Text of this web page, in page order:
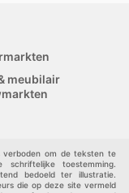
meubilair
om de teksten te
toestemming.
bedoeld ter illustratie.
die op deze site vermeld